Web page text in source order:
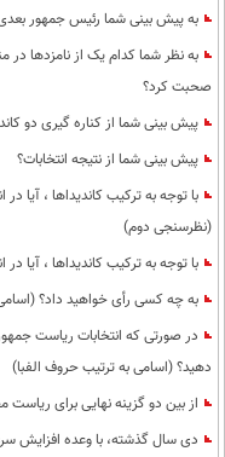
به پیش بینی شما رئیس جمهور
به نظر شما کدام یک از نامزدها در
صحبت کرد؟
پیش بینی شما از کناره گیری دو
پیش بینی شما از نتیجه انتخابات؟
با توجه به ترکیب کاندیداها ،
(نظرسنجی دوم)
با توجه به ترکیب کاندیداها ،
به چه کسی رأی خواهید داد؟
در صورتی که انتخابات ریاست
دهید؟ (اسامی به ترتیب حروف الفبا)
از بین دو گزینه نهایی برای